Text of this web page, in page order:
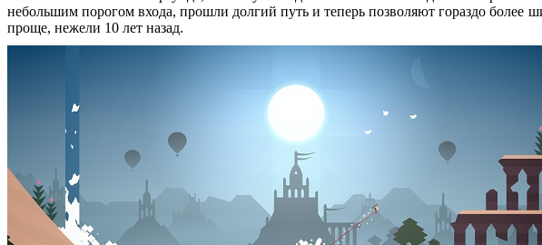
небольшим порогом входа, прошли долгий путь и теперь позволяют гораздо более
проще, нежели 10 лет назад.